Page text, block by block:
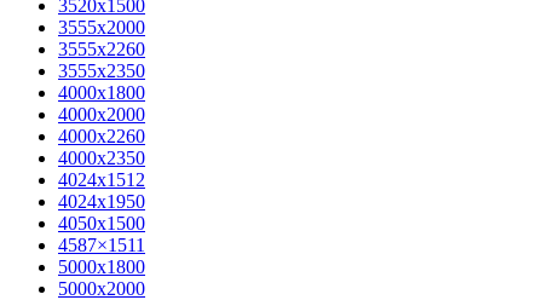
3520х1500
3555х2000
3555х2260
3555х2350
4000х1800
4000х2000
4000х2260
4000х2350
4024х1512
4024х1950
4050х1500
4587×1511
5000х1800
5000х2000